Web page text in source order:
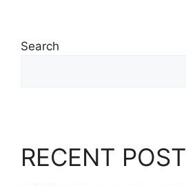
Search
RECENT POST